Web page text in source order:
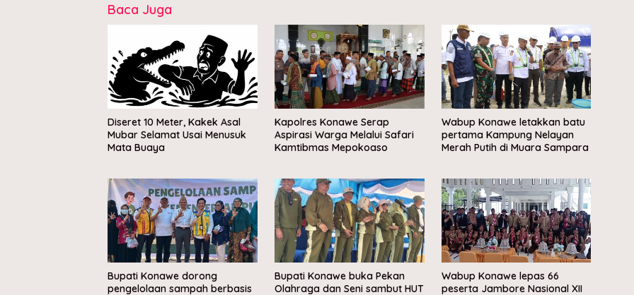
Baca Juga
Diseret 10 Meter, Kakek Asal
Mubar Selamat Usai Menusuk
Mata Buaya
Kapolres Konawe Serap
Aspirasi Warga Melalui Safari
Kamtibmas Mepokoaso
Wabup Konawe letakkan batu
pertama Kampung Nelayan
Merah Putih di Muara Sampara
Bupati Konawe dorong
pengelolaan sampah berbasis
Bupati Konawe buka Pekan
Olahraga dan Seni sambut HUT
Wabup Konawe lepas 66
peserta Jambore Nasional XII